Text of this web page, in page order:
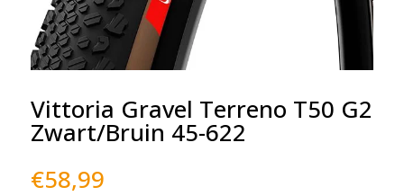
Vittoria Gravel Terreno T50 G2
Zwart/Bruin 45-622
€58,99